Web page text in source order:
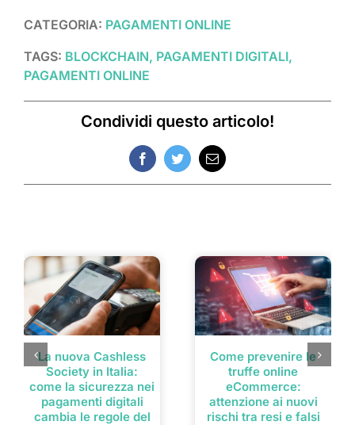
CATEGORIA: PAGAMENTI ONLINE
TAGS: BLOCKCHAIN, PAGAMENTI DIGITALI,
PAGAMENTI ONLINE
Condividi questo articolo!
FacebookTwitterEmail
La nuova Cashless
Society in Italia:
come la sicurezza nei
pagamenti digitali
cambia le regole del
Come prevenire le
truffe online
eCommerce:
attenzione ai nuovi
rischi tra resi e falsi